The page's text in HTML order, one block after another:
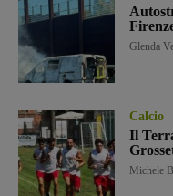
Glenda
Calcio
Il
Michele